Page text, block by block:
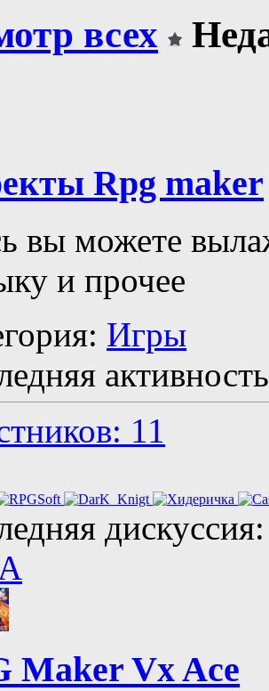
всех
Rpg maker
вы можете
и прочее
Игры
11
дискуссия:
Maker Vx Ace